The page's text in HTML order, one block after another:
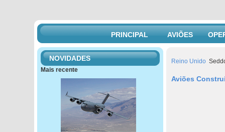
PRINCIPAL AVIÕES
Reino Unido
Aviões
NOVIDADES
Mais recente